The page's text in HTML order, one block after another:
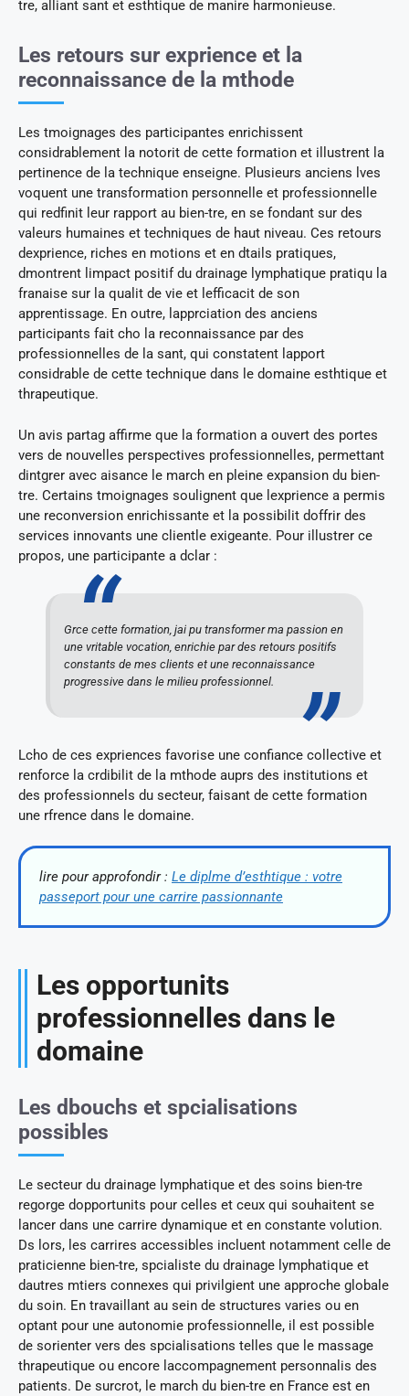
tre, alliant sant et esthtique de manire harmonieuse.
Les retours sur exprience et la
reconnaissance de la mthode
Les tmoignages des participantes enrichissent
considrablement la notorit de cette formation et illustrent la
pertinence de la technique enseigne. Plusieurs anciens lves
voquent une transformation personnelle et professionnelle
qui redfinit leur rapport au bien-tre, en se fondant sur des
valeurs humaines et techniques de haut niveau. Ces retours
dexprience, riches en motions et en dtails pratiques,
dmontrent limpact positif du drainage lymphatique pratiqu la
franaise sur la qualit de vie et lefficacit de son
apprentissage. En outre, lapprciation des anciens
participants fait cho la reconnaissance par des
professionnelles de la sant, qui constatent lapport
considrable de cette technique dans le domaine esthtique et
thrapeutique.
Un avis partag affirme que la formation a ouvert des portes
vers de nouvelles perspectives professionnelles, permettant
dintgrer avec aisance le march en pleine expansion du bien-
tre. Certains tmoignages soulignent que lexprience a permis
une reconversion enrichissante et la possibilit doffrir des
services innovants une clientle exigeante. Pour illustrer ce
propos, une participante a dclar :
Grce cette formation, jai pu transformer ma passion en
une vritable vocation, enrichie par des retours positifs
constants de mes clients et une reconnaissance
progressive dans le milieu professionnel.
Lcho de ces expriences favorise une confiance collective et
renforce la crdibilit de la mthode auprs des institutions et
des professionnels du secteur, faisant de cette formation
une rfrence dans le domaine.
lire pour approfondir : Le diplme d’esthtique : votre
passeport pour une carrire passionnante
Les opportunits
professionnelles dans le
domaine
Les dbouchs et spcialisations
possibles
Le secteur du drainage lymphatique et des soins bien-tre
regorge dopportunits pour celles et ceux qui souhaitent se
lancer dans une carrire dynamique et en constante volution.
Ds lors, les carrires accessibles incluent notamment celle de
praticienne bien-tre, spcialiste du drainage lymphatique et
dautres mtiers connexes qui privilgient une approche globale
du soin. En travaillant au sein de structures varies ou en
optant pour une autonomie professionnelle, il est possible
de sorienter vers des spcialisations telles que le massage
thrapeutique ou encore laccompagnement personnalis des
patients. De surcrot, le march du bien-tre en France est en